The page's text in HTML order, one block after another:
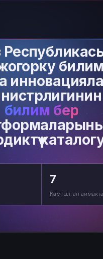
билим
билим берүү
7
Камтылган